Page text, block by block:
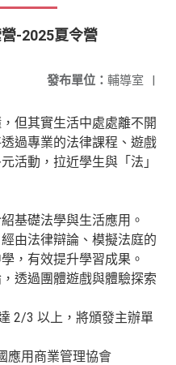
-2025夏令營
發布單位： 輔導室 |
但其實生活中處處離不開
過專業的法律課程、遊戲
活動，拉近學生與「法」
基礎法學與生活應用。
由法律辯論、模擬法庭的
，有效提升學習成果。
透過團體遊戲與體驗探索
2/3 以上，將頒發主辦單
應用商業管理協會